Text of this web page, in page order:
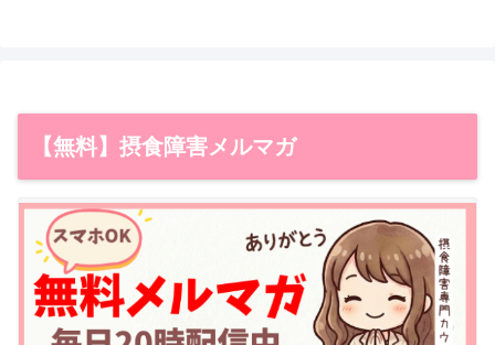
【無料】摂食障害メルマガ